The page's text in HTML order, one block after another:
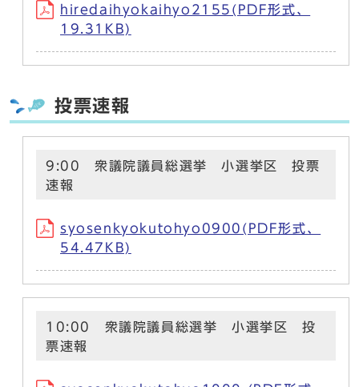
hiredaihyokaihyo2155(PDF形式、
19.31KB)
投票速報
9:00 衆議院議員総選挙 小選挙区 投票
速報
syosenkyokutohyo0900(PDF形式、
54.47KB)
10:00 衆議院議員総選挙 小選挙区 投
票速報